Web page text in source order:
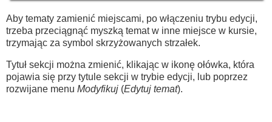
Aby tematy zamienić miejscami, po włączeniu trybu edycji,
trzeba przeciągnąć myszką temat w inne miejsce w kursie,
trzymając za symbol skrzyżowanych strzałek.
Tytuł sekcji można zmienić, klikając w ikonę ołówka, która
pojawia się przy tytule sekcji w trybie edycji, lub poprzez
rozwijane menu Modyfikuj (Edytuj temat).